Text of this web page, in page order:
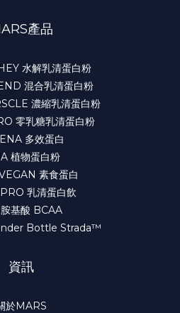
產品
水解乳清蛋白粉
混合乳清蛋白粉
濃縮乳清蛋白粉
零乳糖乳清蛋白粉
多效蛋白
植物蛋白粉
素食蛋白
乳清蛋白飲
基酸 BCAA
Bottle Strada™
資訊
於MARS